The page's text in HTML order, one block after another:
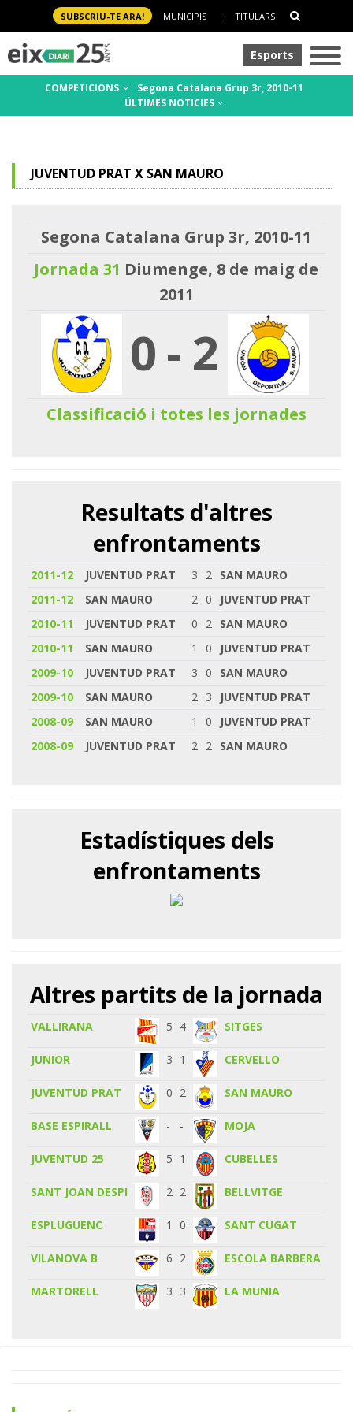
SUBSCRIU-TE ARA! MUNICIPIS | TITULARS
Esports
COMPETICIONS
Segona Catalana Grup 3r, 2010-11
ÚLTIMES NOTICIES
JUVENTUD PRAT X SAN MAURO
Segona Catalana Grup 3r, 2010-11
Jornada 31 Diumenge, 8 de maig de
2011
0- 2
Classificació i totes les jornades
Resultats d'altres
enfrontaments
2011-12 JUVENTUD PRAT 3 2 SAN MAURO
2011-12
SAN MAURO 2 0
JUVENTUD PRAT
2010-11
JUVENTUD PRAT 0 2 SAN MAURO
2010-11
SAN MAURO 1 0
JUVENTUD PRAT
2009-10
JUVENTUD PRAT 3 0
SAN MAURO
2009-10
SAN MAURO 2 3
JUVENTUD PRAT
2008-09
SAN MAURO 1 0
JUVENTUD PRAT
2008-09
JUVENTUD PRAT 2 2 SAN MAURO
Estadístiques dels
enfrontaments
Altres partits de la jornada
VALLIRANA 5 4 SITGES
JUNIOR 3 1 CERVELLO
JUVENTUD PRAT 0 2 SAN MAURO
BASE ESPIRALL - - MOJA
JUVENTUD 25 5 1 CUBELLES
SANT JOAN DESPI 2 2 BELLVITGE
ESPLUGUENC 1 0 SANT CUGAT
VILANOVA B 6 2 ESCOLA BARBERA
MARTORELL 3 3 LA MUNIA